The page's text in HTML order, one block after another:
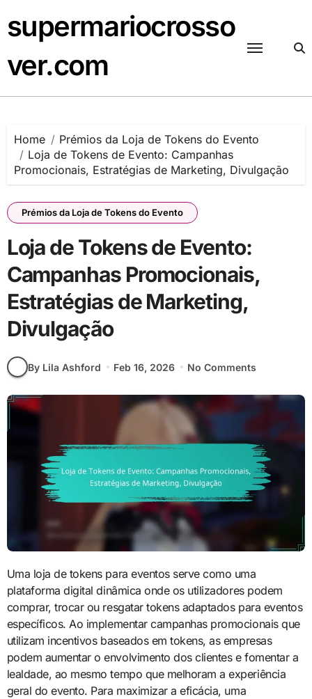
to
content
supermariocrosso
ver.com
Home
Prémios da Loja de Tokens do Evento
Loja de Tokens de Evento: Campanhas
Promocionais, Estratégias de Marketing, Divulgação
Prémios da Loja de Tokens do Evento
Loja de Tokens de Evento:
Campanhas Promocionais,
Estratégias de Marketing,
Divulgação
By Lila Ashford Feb 16, 2026 No Comments
Uma loja de tokens para eventos serve como uma
plataforma digital dinâmica onde os utilizadores podem
comprar, trocar ou resgatar tokens adaptados para eventos
específicos. Ao implementar campanhas promocionais que
utilizam incentivos baseados em tokens, as empresas
podem aumentar o envolvimento dos clientes e fomentar a
lealdade, ao mesmo tempo que melhoram a experiência
geral do evento. Para maximizar a eficácia, uma